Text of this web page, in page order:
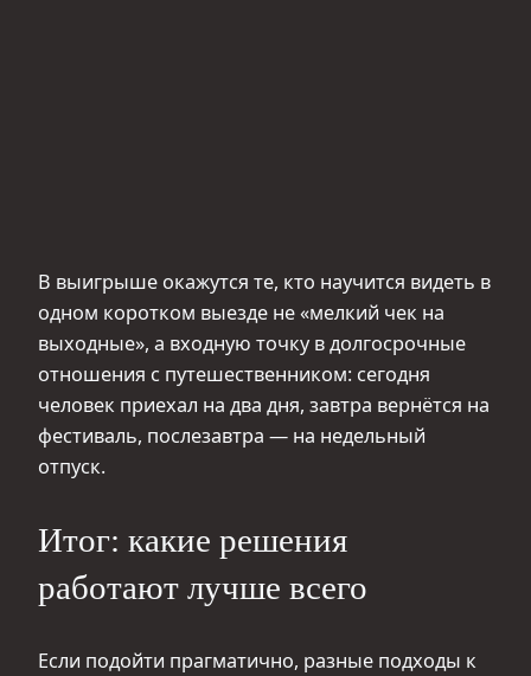
В выигрыше окажутся те, кто научится видеть в
одном коротком выезде не «мелкий чек на
выходные», а входную точку в долгосрочные
отношения с путешественником: сегодня
человек приехал на два дня, завтра вернётся на
фестиваль, послезавтра — на недельный
отпуск.
Итог: какие решения
работают лучше всего
Если подойти прагматично, разные подходы к